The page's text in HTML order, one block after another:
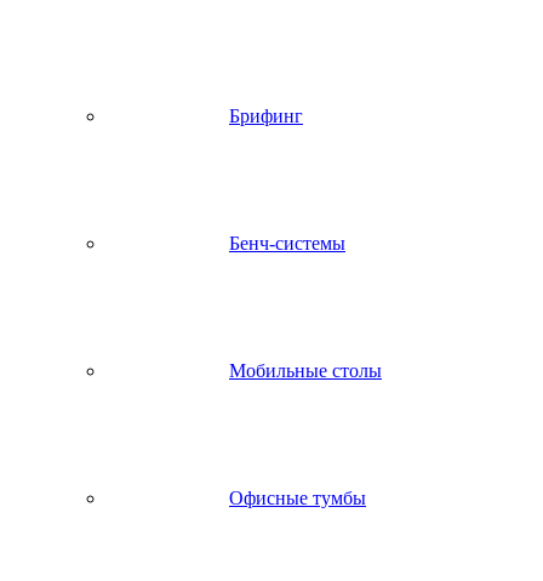
Брифинг
Бенч-системы
Мобильные столы
Офисные тумбы